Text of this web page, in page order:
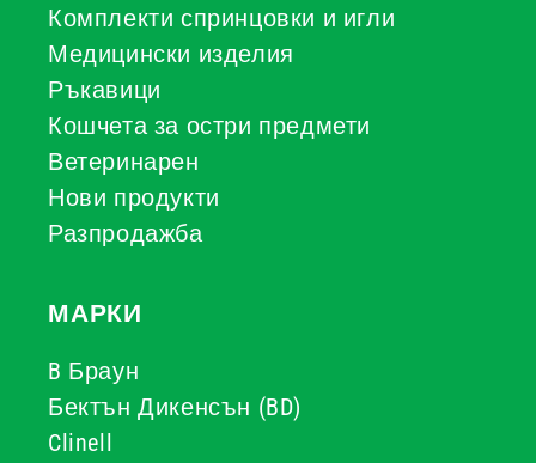
Комплекти спринцовки и игли
Медицински изделия
Ръкавици
Кошчета за остри предмети
Ветеринарен
Нови продукти
Разпродажба
МАРКИ
B Браун
Бектън Дикенсън (BD)
Clinell